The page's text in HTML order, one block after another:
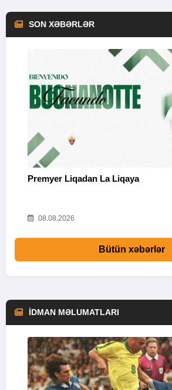
SON XƏBƏRLƏR
Premyer Liqadan La Liqaya
08.08.2026
Bütün xəbərlər
İDMAN MƏLUMATLARI